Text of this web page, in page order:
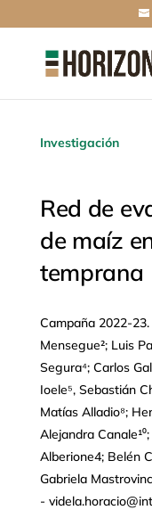
Investigación
Red de
de maíz
temprana
Campaña 2022-
Mensegue²; Luis
Segura⁴; Carlos
Ioele⁵, Sebastián
Matías Alladio⁸;
Alejandra
Alberione4; Belén
Gabriela
-